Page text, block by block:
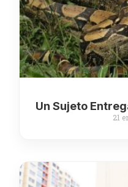
Un Sujeto
21